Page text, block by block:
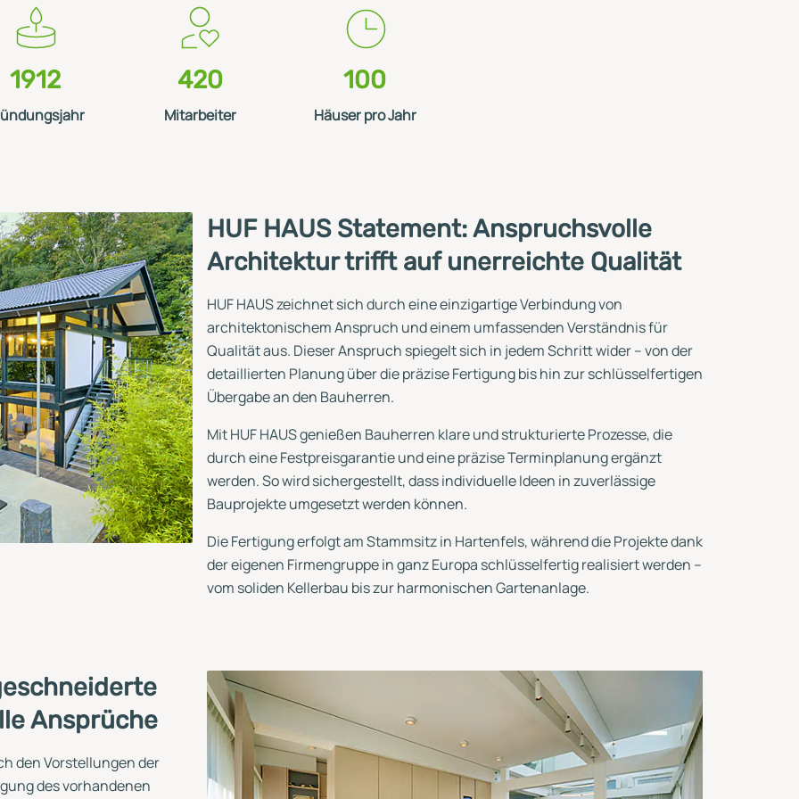
1912 420
Mitarbeiter
100
Häuser pro Jahr
HUF HAUS Statement: Anspruchsvolle
Architektur trifft auf unerreichte Qualität
HUF HAUS zeichnet sich durch eine einzigartige Verbindung von
architektonischem Anspruch und einem umfassenden Verständnis für
Qualität aus. Dieser Anspruch spiegelt sich in jedem Schritt wider – von der
detaillierten Planung über die präzise Fertigung bis hin zur schlüsselfertigen
Übergabe an den Bauherren.
Mit HUF HAUS genießen Bauherren klare und strukturierte Prozesse, die
durch eine Festpreisgarantie und eine präzise Terminplanung ergänzt
werden. So wird sichergestellt, dass individuelle Ideen in zuverlässige
Bauprojekte umgesetzt werden können.
Die Fertigung erfolgt am Stammsitz in Hartenfels, während die Projekte dank
der eigenen Firmengruppe in ganz Europa schlüsselfertig realisiert werden –
vom soliden Kellerbau bis zur harmonischen Gartenanlage.
Ansprüche
den Vorstellungen der
des vorhandenen